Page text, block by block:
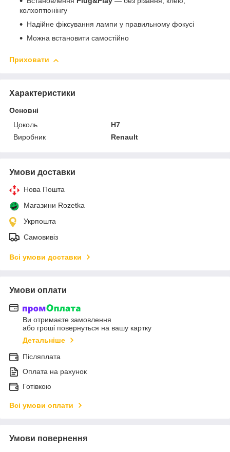
колхоптюнінгу
Надійне фіксування лампи у правильному фокусі
Можна встановити самостійно
Приховати
Характеристики
Основні
Цоколь
H7
Виробник
Renault
Умови доставки
Нова Пошта
Магазини Rozetka
Укрпошта
Самовивіз
Всі умови доставки
Умови оплати
Ви отримаєте замовлення
або гроші повернуться на вашу картку
Детальніше
Післяплата
Оплата на рахунок
Готівкою
Всі умови оплати
Умови повернення